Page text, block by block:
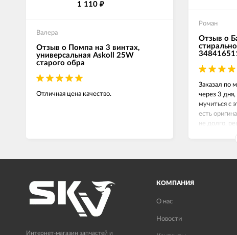
1 110 ₽
Валера
Отзыв о Помпа на 3 винтах,
универсальная Askoll 25W
старого обра
Отличная цена качество.
Роман
Отзыв о
Заказал по
через 3
мучиться с
есть
не долго,
сейчас все
Интернет-магазин запчастей и
КОМПАНИЯ
О нас
Новости